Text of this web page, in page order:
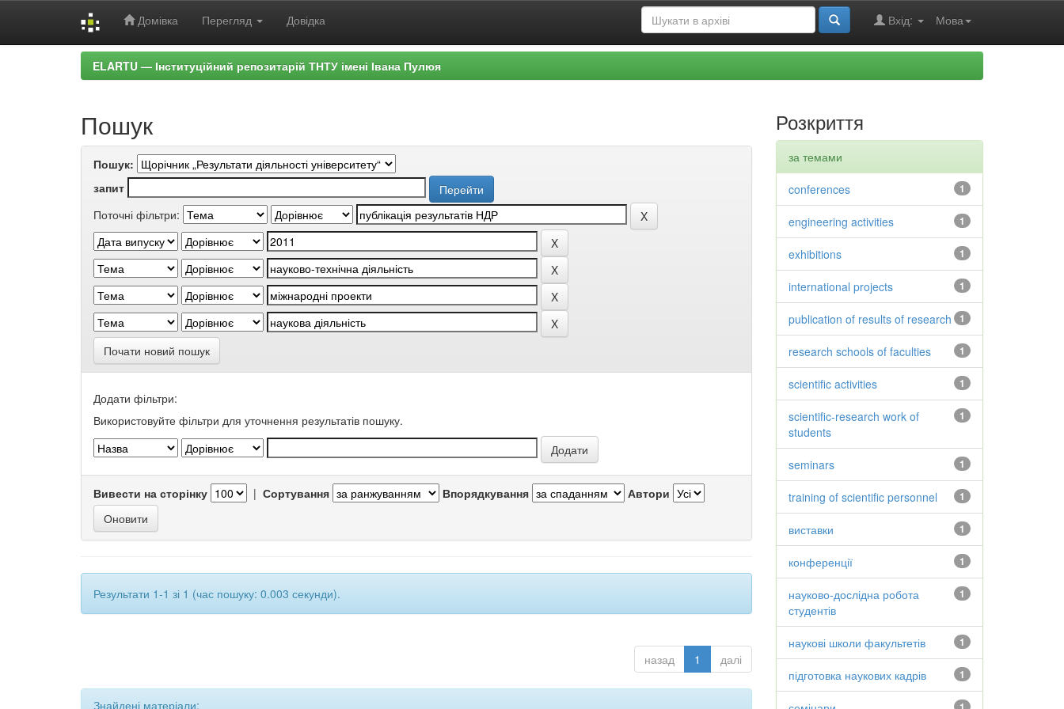
Домівка Перегляд Довідка Мова
Вхід:
ELARTU — Інституційний репозитарій ТНТУ імені Івана Пулюя
Пошук
Пошук:
запит
Поточні фільтри:
Почати новий пошук
Додати фільтри:
Використовуйте фільтри для уточнення результатів пошуку.
Вивести на сторінку | Сортування Впорядкування Автори
Результати 1-1 зі 1 (час пошуку: 0.003 секунди).
назад 1 далі
Знайдені матеріали:
Розкриття
за темами
1
conferences
1
engineering activities
1
exhibitions
1
international projects
1
publication of results of research
1
research schools of faculties
1
scientific activities
1
scientific-research work of
students
1
seminars
1
training of scientific personnel
1
виставки
1
конференції
1
науково-дослідна робота
студентів
1
наукові школи факультетів
1
підготовка наукових кадрів